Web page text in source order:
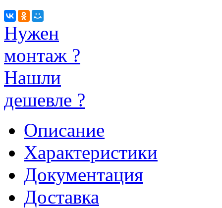
Нужен
монтаж ?
Нашли
дешевле ?
Описание
Характеристики
Документация
Доставка